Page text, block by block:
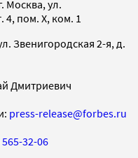
Москва, ул.
4, пом. X, ком. 1
Звенигородская 2-я, д.
Дмитриевич
press-release@forbes.ru
32-06